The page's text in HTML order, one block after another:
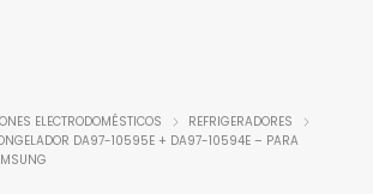
ELECTRODOMÉSTICOS
REFRIGERADORES
DA97-10595E + DA97-10594E – PARA